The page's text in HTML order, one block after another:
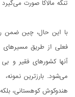
تنگه مالاکا صورت می‌گیرد (بیش از 50
با این حال، چین ضمن
فعلی از طریق مسیرهای
آنها کشورهای فقیر و
می‌شود. بارزترین
هندوکوش کوهستانی،